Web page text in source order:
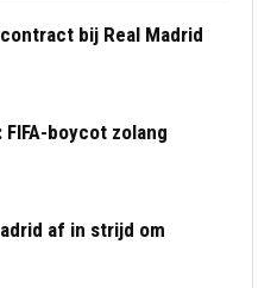
bij Real Madrid
boycot zolang
af in strijd om